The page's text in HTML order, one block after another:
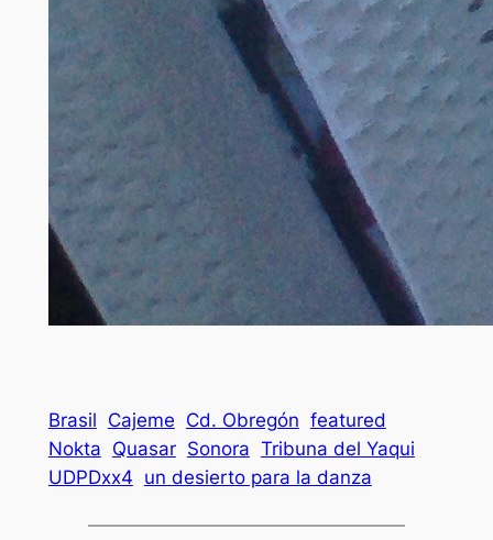
Brasil Cajeme Cd. Obregón featured
Nokta Quasar Sonora Tribuna del Yaqui
UDPDxx4 un desierto para la danza